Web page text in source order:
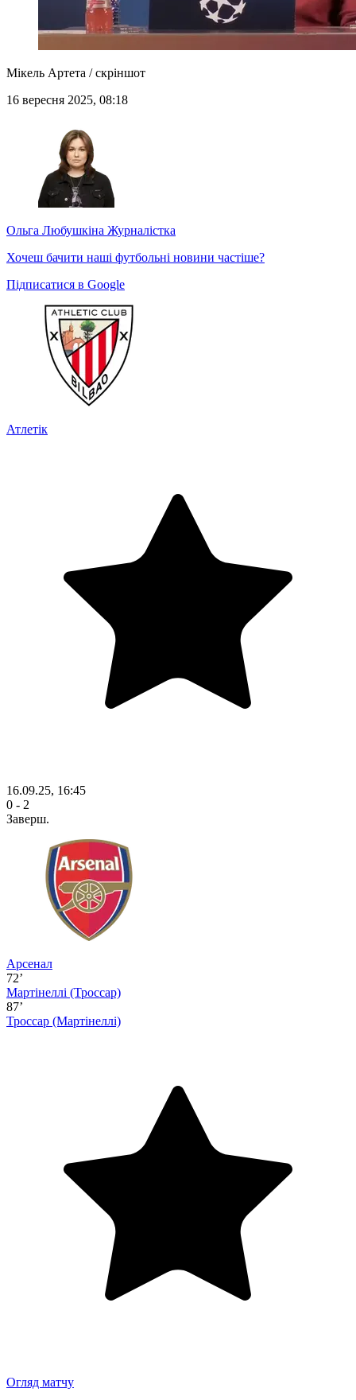
Мікель Артета / скріншот
16 вересня 2025, 08:18
Ольга Любушкіна Журналістка
Хочеш бачити наші футбольні новини частіше?
Підписатися в Google
Атлетік
16.09.25, 16:45
0 - 2
Заверш.
Арсенал
72’
Мартінеллі (Троссар)
87’
Троссар (Мартінеллі)
Огляд матчу